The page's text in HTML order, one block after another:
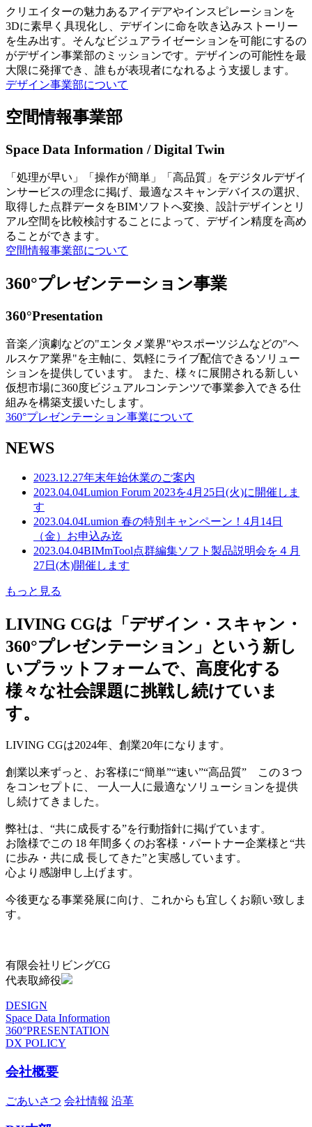
クリエイターの魅力あるアイデアやインスピレーションを
3Dに素早く具現化し、デザインに命を吹き込みストーリー
を生み出す。そんなビジュアライゼーションを可能にするの
がデザイン事業部のミッションです。デザインの可能性を最
大限に発揮でき、誰もが表現者になれるよう支援します。
デザイン事業部について
空間情報事業部
Space Data Information / Digital Twin
「処理が早い」「操作が簡単」「高品質」をデジタルデザイ
ンサービスの理念に掲げ、最適なスキャンデバイスの選択、
取得した点群データをBIMソフトへ変換、設計デザインとリ
アル空間を比較検討することによって、デザイン精度を高め
ることができます。
空間情報事業部について
360°プレゼンテーション事業
360°Presentation
音楽／演劇などの"エンタメ業界"やスポーツジムなどの"ヘ
ルスケア業界"を主軸に、気軽にライブ配信できるソリュー
ションを提供しています。 また、様々に展開される新しい
仮想市場に360度ビジュアルコンテンツで事業参入できる仕
組みを構築支援いたします。
360°プレゼンテーション事業について
NEWS
2023.12.27年末年始休業のご案内
2023.04.04Lumion Forum 2023を4月25日(火)に開催しま
す
2023.04.04Lumion 春の特別キャンペーン！4月14日
（金）お申込み迄
2023.04.04BIMmTool点群編集ソフト製品説明会を４月
27日(木)開催します
もっと見る
LIVING CGは「デザイン・スキャン・
360°プレゼンテーション」という新し
いプラットフォームで、高度化する
様々な社会課題に挑戦し続けていま
す。
LIVING CGは2024年、創業20年になります。
創業以来ずっと、お客様に“簡単”“速い”“高品質” この３つ
をコンセプトに、 一人一人に最適なソリューションを提供
し続けてきました。
弊社は、“共に成長する”を行動指針に掲げています。
お陰様でこの 18 年間多くのお客様・パートナー企業様と“共
に歩み・共に成 長してきた”と実感しています。
心より感謝申し上げます。
今後更なる事業発展に向け、これからも宜しくお願い致しま
す。
有限会社リビングCG
代表取締役
DESIGN
Space Data Information
360°PRESENTATION
DX POLICY
会社概要
ごあいさつ 会社情報 沿革